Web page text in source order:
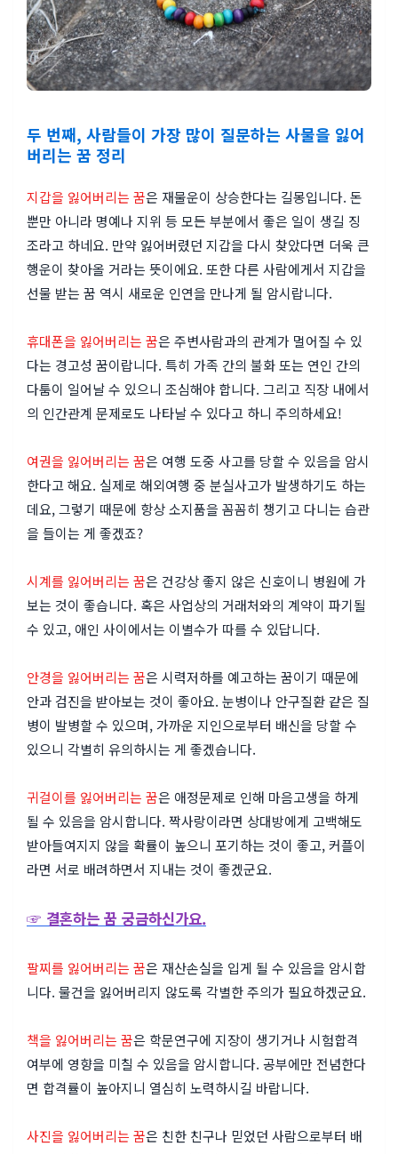
두 번째, 사람들이 가장 많이 질문하는 사물을 잃어
버리는 꿈 정리
지갑을 잃어버리는 꿈은 재물운이 상승한다는 길몽입니다. 돈
뿐만 아니라 명예나 지위 등 모든 부분에서 좋은 일이 생길 징
조라고 하네요. 만약 잃어버렸던 지갑을 다시 찾았다면 더욱 큰
행운이 찾아올 거라는 뜻이에요. 또한 다른 사람에게서 지갑을
선물 받는 꿈 역시 새로운 인연을 만나게 될 암시랍니다.
휴대폰을 잃어버리는 꿈은 주변사람과의 관계가 멀어질 수 있
다는 경고성 꿈이랍니다. 특히 가족 간의 불화 또는 연인 간의
다툼이 일어날 수 있으니 조심해야 합니다. 그리고 직장 내에서
의 인간관계 문제로도 나타날 수 있다고 하니 주의하세요!
여권을 잃어버리는 꿈은 여행 도중 사고를 당할 수 있음을 암시
한다고 해요. 실제로 해외여행 중 분실사고가 발생하기도 하는
데요, 그렇기 때문에 항상 소지품을 꼼꼼히 챙기고 다니는 습관
을 들이는 게 좋겠죠?
시계를 잃어버리는 꿈은 건강상 좋지 않은 신호이니 병원에 가
보는 것이 좋습니다. 혹은 사업상의 거래처와의 계약이 파기될
수 있고, 애인 사이에서는 이별수가 따를 수 있답니다.
안경을 잃어버리는 꿈은 시력저하를 예고하는 꿈이기 때문에
안과 검진을 받아보는 것이 좋아요. 눈병이나 안구질환 같은 질
병이 발병할 수 있으며, 가까운 지인으로부터 배신을 당할 수
있으니 각별히 유의하시는 게 좋겠습니다.
귀걸이를 잃어버리는 꿈은 애정문제로 인해 마음고생을 하게
될 수 있음을 암시합니다. 짝사랑이라면 상대방에게 고백해도
받아들여지지 않을 확률이 높으니 포기하는 것이 좋고, 커플이
라면 서로 배려하면서 지내는 것이 좋겠군요.
☞ 결혼하는 꿈 궁금하신가요.
팔찌를 잃어버리는 꿈은 재산손실을 입게 될 수 있음을 암시합
니다. 물건을 잃어버리지 않도록 각별한 주의가 필요하겠군요.
책을 잃어버리는 꿈은 학문연구에 지장이 생기거나 시험합격
여부에 영향을 미칠 수 있음을 암시합니다. 공부에만 전념한다
면 합격률이 높아지니 열심히 노력하시길 바랍니다.
사진을 잃어버리는 꿈은 친한 친구나 믿었던 사람으로부터 배